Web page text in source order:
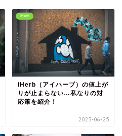
iHerb
iHerb（アイハーブ）の値上が
りが止まらない…私なりの対
応策を紹介！
2023-06-25